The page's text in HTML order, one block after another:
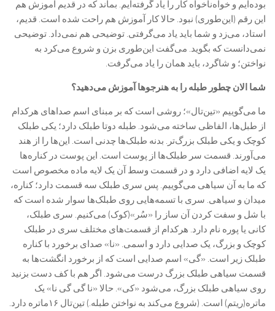
بوده‌ایم و خواه‌ناخواه کار را یاد گرفته‌ایم. بماند که در قدیم آموزش هم
این رقم (این‌طوری) نبود. حالا کار آموزش هم راحت شده است. قدیم،
استاد، می‌زد و شما باید یاد می‌گرفتی. توضیحی هم نمی‌داد. توضیحی
نمی‌دانست که بگوید. می‌گفت این‌طوری بزن و شروع می‌کرد به
نواختن؛ و شاگرد، باید همان را یاد می‌گرفت.
شما الان چطور طبله را به هنرجوها آموزش می‌دهید؟
ما می‌گوییم «تین‌تال»؛ روشی است که بر مبنای اسم صداهای هرکدام
از طبل‌ها، الفاظی ساخته می‌شود. طبله دوتا طبلک دارد؛ یکی طبلک
کوچک و یکی طبلک بزرگ‌تر. بدنه طبلک‌ها چدنی است. این‌ها را از هند
می‌آورند. قسمت سر طبلک‌ها از پوست است. این پوست در کناره‌ها
یک لایه اضافی دارد و در قسمت وسط آن یک لایه ماده مخصوص است
که ما به آن سیاهی می‌گوییم. پس سری طبلک سه قسمت دارد؛ کناره،
میدان و سیاهی. سری با تسمه‌هایی روی طبلک‌ها سوار شده است که
با شل و سفت کردن آن ساز را «سُر»(کوک) می‌کنیم. سری طبلک،
کانی یا پوره نام دارد. هرکدام از قسمت‌های مختلف سری در طبلک
کوچک و بزرگ، یک صدایی دارد و اسمی. «نا» صدای برخورد با کناره
طبلک زیر است. «گی» اسم صدایی است که از برخورد انگشت‌ها به
قسمت سیاهی طبلک بزرگ درست می‌شود. اگر هم با کف دست بزنید
روی سیاهی طبلک بزرگ، می‌شود «کی». حالا «نا گی‌ گی نا» یک
ماتره(ریتم) است. (شروع می‌کند به نواختن طبله.) تین‌تال ۱۶ماتره دارد.